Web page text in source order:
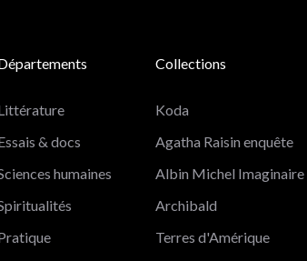
& docs
humaines
Collections
Koda
Agatha Raisin enquête
Albin Michel Imaginaire
Archibald
Terres d'Amérique